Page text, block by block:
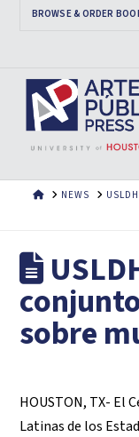
BROWSE & ORDER
HOMENEWS
sobre
HOUSTON, TX- El
Latinas de los